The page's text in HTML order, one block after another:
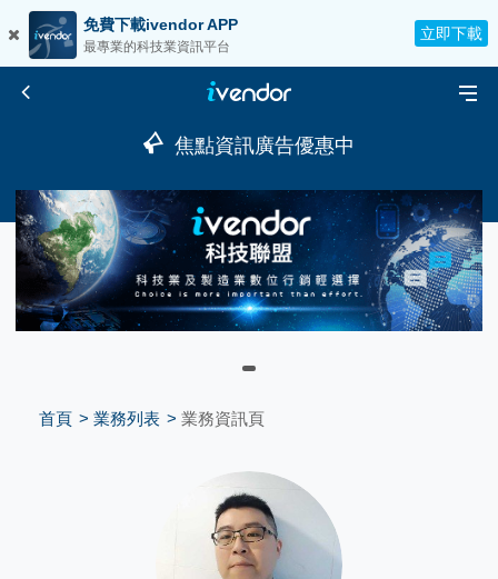
免費下載ivendor APP
最專業的科技業資訊平台
立即下載
焦點資訊廣告優惠中
首頁 業務列表 業務資訊頁